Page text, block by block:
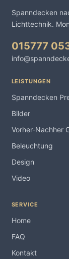
Spanndecken
Lichttechnik.
015777
LEISTUNGEN
Spanndecken
Bilder
Vorher-Nachher
Beleuchtung
Design
Video
SERVICE
Home
FAQ
Kontakt